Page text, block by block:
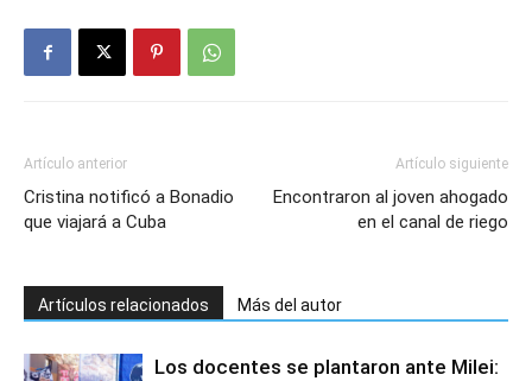
Artículo anterior
Cristina notificó a Bonadio
que viajará a Cuba
Artículo siguiente
Encontraron al joven ahogado
en el canal de riego
Artículos relacionados Más del autor
Los docentes se plantaron ante Milei: